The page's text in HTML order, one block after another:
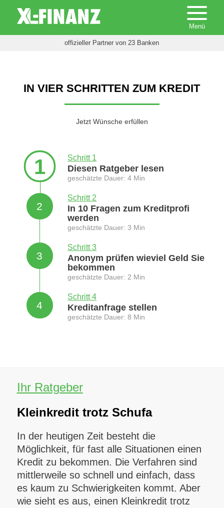
offizieller Partner von 23 Banken
IN VIER SCHRITTEN ZUM KREDIT
Jetzt Wünsche erfüllen
1 Schritt 1
Diesen Ratgeber lesen
geschätzte Dauer: 4 Min
2
Schritt 2
In 10 Fragen zum Kreditprofi
werden
geschätzte Dauer: 3 Min
3
Schritt 3
Anonym prüfen wieviel Geld Sie
bekommen
geschätzte Dauer: 2 Min
4
Schritt 4
Kreditanfrage stellen
geschätzte Dauer: 8 Min
Ihr Ratgeber
Kleinkredit trotz Schufa
In der heutigen Zeit besteht die
Möglichkeit, für fast alle Situationen einen
Kredit zu bekommen. Die Verfahren sind
mittlerweile so schnell und einfach, dass
es kaum zu Schwierigkeiten kommt. Aber
wie sieht es aus, einen Kleinkredit trotz